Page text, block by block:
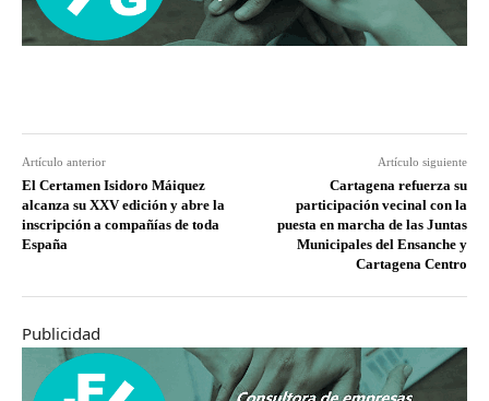
Artículo anterior
El Certamen Isidoro Máiquez
alcanza su XXV edición y abre la
inscripción a compañías de toda
España
Artículo siguiente
Cartagena refuerza su
participación vecinal con la
puesta en marcha de las Juntas
Municipales del Ensanche y
Cartagena Centro
Publicidad